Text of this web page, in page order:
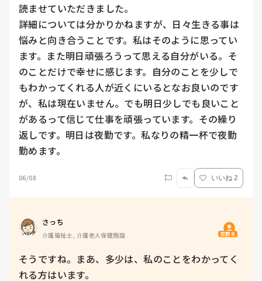
読ませていただきました。
詳細については分かりかねますが、日々生きる事は
悩みと向き合うことです。私はそのように思ってい
ます。また明日頑張ろうって思える自分がいる。そ
のことだけで幸せに感じます。自分のことを少しで
もわかってくれる人が近くにいるとなお良いのです
が、私は現在いません。でも明日少しでも良いこと
があるって信じて仕事を頑張っています。その繰り
返しです。明日は夜勤です。私なりの精一杯で夜勤
勤めます。
06/08 いいね 2
さっち
介護福祉士, 介護老人保健施設 質問主
そうですね。まあ、多少は、私のことをわかってく
れる方はいます。